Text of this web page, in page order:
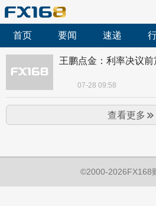
首页 要闻 速递
王鹏点金：利率决议前
07-28 09:58
查看更多
©2000-2026FX168